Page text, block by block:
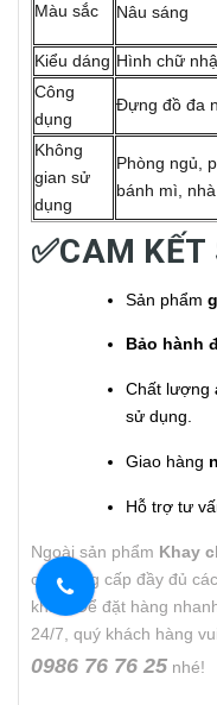
Màu sắc Nâu sáng
Kiểu dáng Hình chữ
Công
dụng
Đựng đồ đa
Không
gian sử
dụng
Phòng ngủ,
bánh mì,
✅CAM
Sản phẩm
Bảo hành
Chất lượng
sử dụng.
Giao hàng
Hỗ trợ tư
Ngoài sản phẩm Khay
còn cung cấp đầy đủ
khác. Để đặt hàng
24/7, quý khách hàng
0986 76 76 25 nhé!